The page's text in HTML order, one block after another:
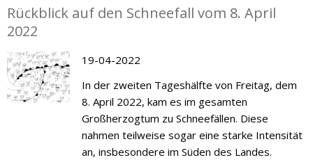
Rückblick auf den Schneefall vom 8. April
2022
19-04-2022
In der zweiten Tageshälfte von Freitag, dem
8. April 2022, kam es im gesamten
Großherzogtum zu Schneefällen. Diese
nahmen teilweise sogar eine starke Intensität
an, insbesondere im Süden des Landes.